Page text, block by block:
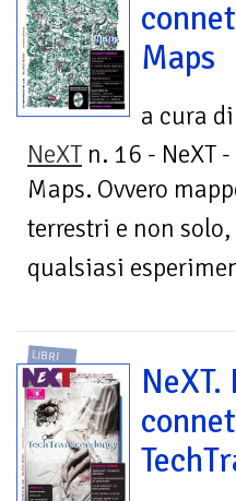
Maps
a cura di
NeXT n. 16 - NeXT -
Maps. Ovvero
terrestri e non
qualsiasi
LIBRI